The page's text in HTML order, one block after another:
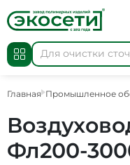
Главная Промышленное
Фл200-